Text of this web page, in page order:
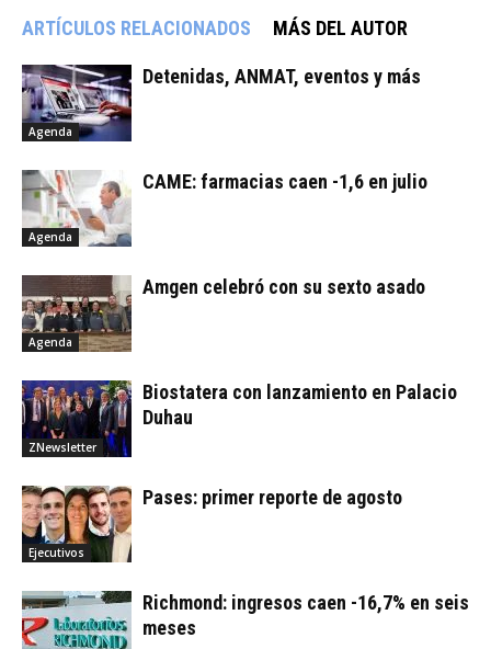
ARTÍCULOS RELACIONADOS MÁS DEL AUTOR
Agenda
Detenidas, ANMAT, eventos y más
Agenda
CAME: farmacias caen -1,6 en julio
Agenda
Amgen celebró con su sexto asado
ZNewsletter
Biostatera con lanzamiento en Palacio
Duhau
Ejecutivos
Pases: primer reporte de agosto
Richmond: ingresos caen -16,7% en seis
meses